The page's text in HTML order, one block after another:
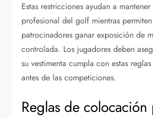
Estas restricciones ayudan a
profesional del golf mientras
patrocinadores ganar exposición de
controlada. Los jugadores deben
su vestimenta cumpla con estas
antes de las competiciones.
Reglas de colocación